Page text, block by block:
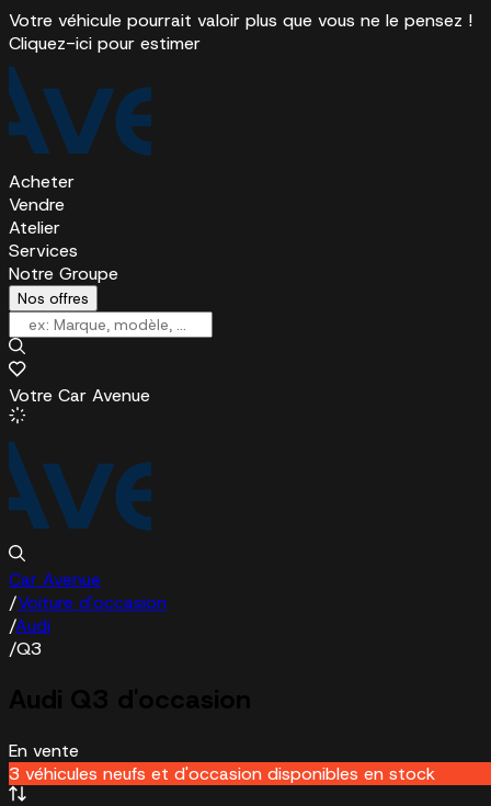
Votre véhicule pourrait valoir plus que vous ne le pensez !
Cliquez-ici pour estimer
Acheter
Vendre
Atelier
Services
Notre Groupe
Nos offres
Votre Car Avenue
Car Avenue
/Voiture d'occasion
/Audi
/Q3
En vente
3 véhicules neufs et d'occasion disponibles en stock